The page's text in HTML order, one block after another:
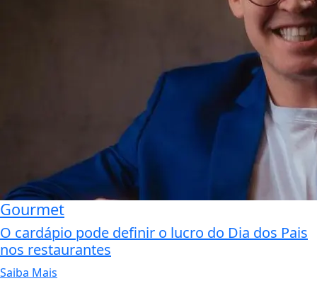
Gourmet
O cardápio pode definir o lucro do Dia dos Pais
nos restaurantes
Saiba Mais